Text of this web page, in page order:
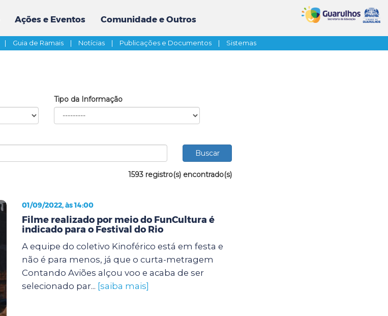
Ações e Eventos Comunidade e Outros
| Guia de Ramais | Notícias | Publicações e Documentos | Sistemas
Tipo da Informação
1593 registro(s) encontrado(s)
01/09/2022, às 14:00
Filme realizado por meio do FunCultura é
indicado para o Festival do Rio
A equipe do coletivo Kinoférico está em festa e
não é para menos, já que o curta-metragem
Contando Aviões alçou voo e acaba de ser
selecionado par... [saiba mais]